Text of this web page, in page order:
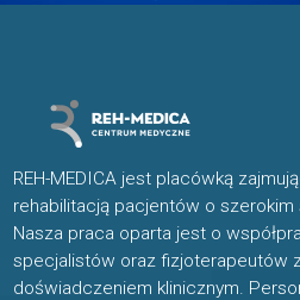
REH-MEDICA jest placówką
rehabilitacją pacjentów o szerokim
Nasza praca oparta jest o
specjalistów oraz fizjoterapeutów
doświadczeniem klinicznym.